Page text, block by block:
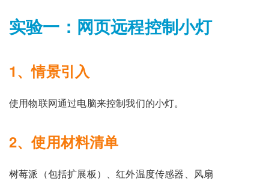
实验一：网页远程控制小灯
1、情景引入
使用物联网通过电脑来控制我们的小灯。
2、使用材料清单
树莓派（包括扩展板）、红外温度传感器、风扇